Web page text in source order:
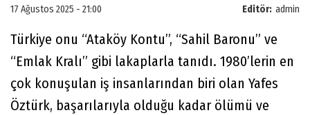
Editör: admin
17 Ağustos 2025 - 21:00
Türkiye onu “Ataköy Kontu”, “Sahil Baronu” ve
“Emlak Kralı” gibi lakaplarla tanıdı. 1980’lerin en
çok konuşulan iş insanlarından biri olan Yafes
Öztürk, başarılarıyla olduğu kadar ölümü ve